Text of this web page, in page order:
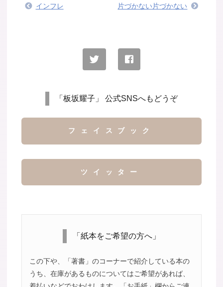
インフレ 片づかない片づかない
「板坂耀子」 公式SNSへもどうぞ
フェイスブック
ツイッター
「紙本をご希望の方へ」
この下や、「著書」のコーナーで紹介している本の
うち、在庫があるものについてはご希望があれば、